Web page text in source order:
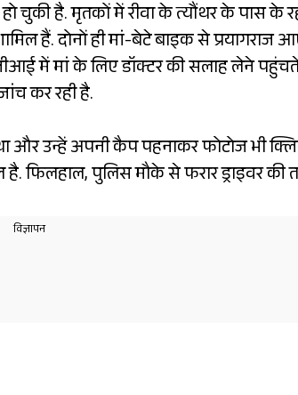
चुकी है. मृतकों में रीवा के त्यौंथर के पास के
हैं. दोनों ही मां-बेटे बाइक से
में मां के लिए डॉक्टर की सलाह लेने
कर रही है.
और उन्हें अपनी कैप पहनाकर फोटोज भी
है. फिलहाल, पुलिस मौके से फरार ड्राइवर की